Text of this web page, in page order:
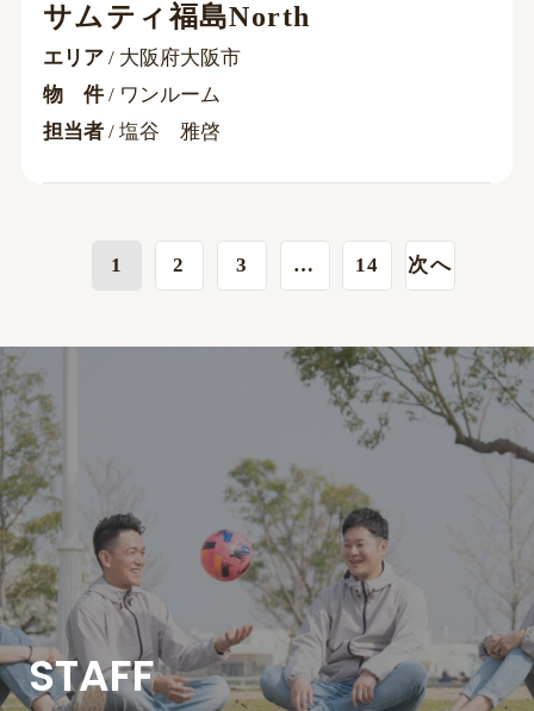
サムティ福島North
エリア/ 大阪府大阪市
物 件/ ワンルーム
担当者/ 塩谷 雅啓
1 2 3 … 14 次へ
STAFF